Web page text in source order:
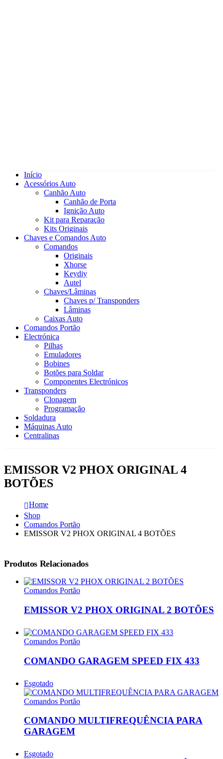
Início
Acessórios Auto
Canhão Auto
Canhão de Porta
Ignição Auto
Kit para Reparação
Kits Originais
Chaves e Comandos Auto
Comandos
Originais
Xhorse
Keydiy
Autel
Chaves/Lâminas
Chaves p/ Transponders
Lâminas
Caixas Auto
Comandos Portão
Electrónica
Pilhas
Emuladores
Bobines
Botões para Soldar
Componentes Electrónicos
Transponders
Clonagem
Programação
Soldadura
Máquinas Auto
Centralinas
EMISSOR V2 PHOX ORIGINAL 4
BOTÕES
Home
Shop
Comandos Portão
EMISSOR V2 PHOX ORIGINAL 4 BOTÕES
Produtos Relacionados
Comandos Portão
EMISSOR V2 PHOX ORIGINAL 2 BOTÕES
Comandos Portão
COMANDO GARAGEM SPEED FIX 433
Esgotado
Comandos Portão
COMANDO MULTIFREQUÊNCIA PARA
GARAGEM
Esgotado